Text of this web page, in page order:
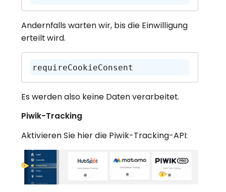
Andernfalls warten wir, bis die Einwilligung
erteilt wird.
requireCookieConsent
Es werden also keine Daten verarbeitet.
Piwik-Tracking
Aktivieren Sie hier die Piwik-Tracking-API: